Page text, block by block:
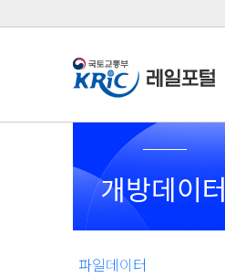
개방데이터
파일데이터